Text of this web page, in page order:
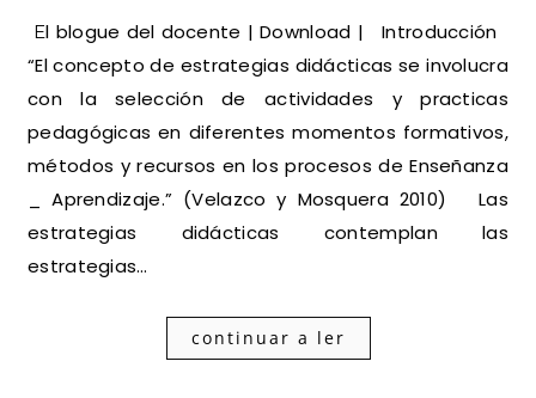
El blogue del docente | Download | Introducción
“El concepto de estrategias didácticas se involucra
con la selección de actividades y practicas
pedagógicas en diferentes momentos formativos,
métodos y recursos en los procesos de Enseñanza
_ Aprendizaje.” (Velazco y Mosquera 2010) Las
estrategias didácticas contemplan las
estrategias…
continuar a ler